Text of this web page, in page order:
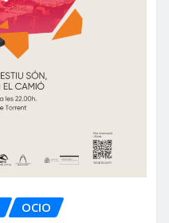
OCIO